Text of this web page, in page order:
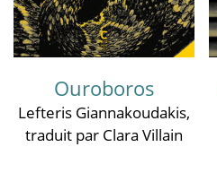
Ouroboros
Lefteris Giannakoudakis,
traduit par Clara Villain